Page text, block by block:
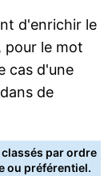
d'enrichir le
pour le mot
cas d'une
de
par ordre
ou préférentiel.